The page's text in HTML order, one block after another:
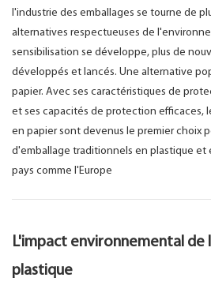
l'industrie des emballages se tourne de
alternatives respectueuses de
sensibilisation se développe, plus de
développés et lancés. Une alternative
papier. Avec ses caractéristiques de
et ses capacités de protection efficaces,
en papier sont devenus le premier choix
d'emballage traditionnels en plastique et
pays comme l'Europe
L'impact environnemental de
plastique